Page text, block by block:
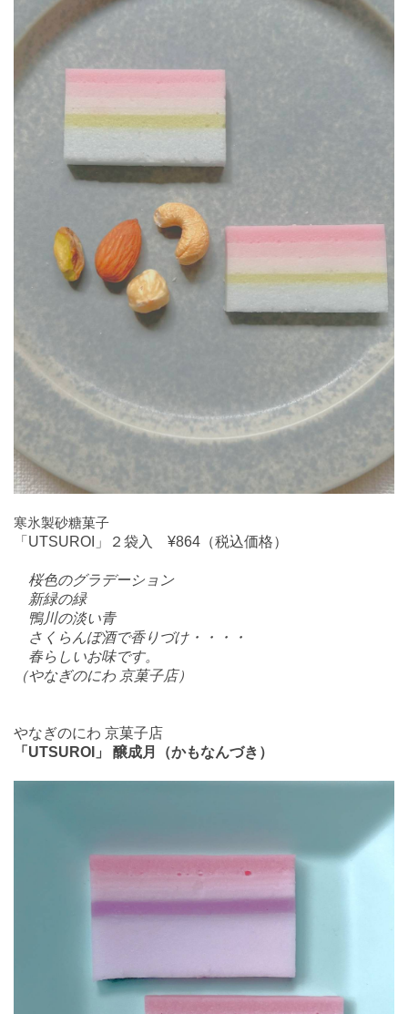
寒氷製砂糖菓子
「UTSUROI」２袋入 ¥864（税込価格）
桜色のグラデーション
新緑の緑
鴨川の淡い青
さくらんぼ酒で香りづけ・・・・
春らしいお味です。
（やなぎのにわ 京菓子店）
やなぎのにわ 京菓子店
「UTSUROI」 醸成月（かもなんづき）